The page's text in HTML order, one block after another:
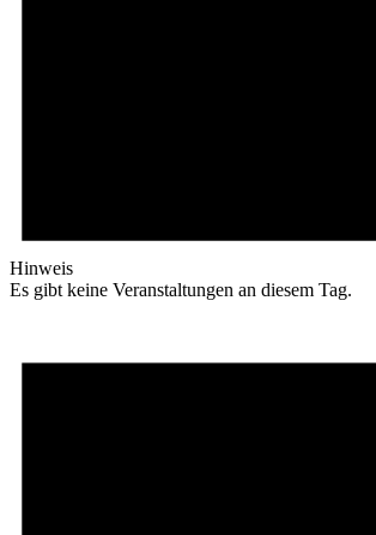
Hinweis
Es gibt keine Veranstaltungen an diesem Tag.